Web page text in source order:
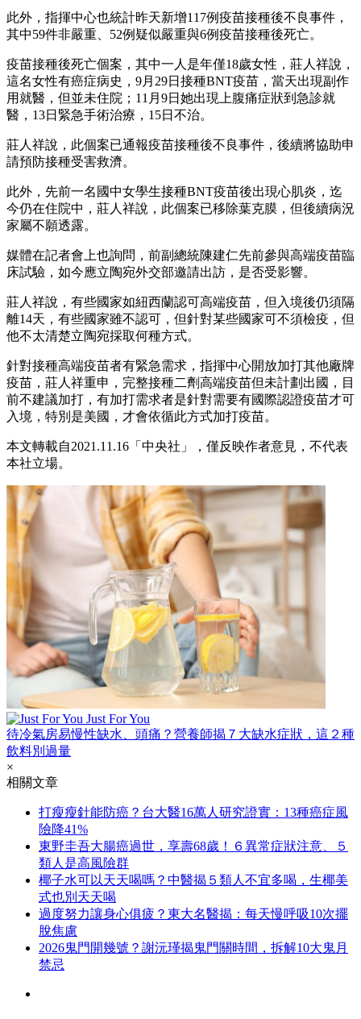
此外，指揮中心也統計昨天新增117例疫苗接種後不良事件，
其中59件非嚴重、52例疑似嚴重與6例疫苗接種後死亡。
疫苗接種後死亡個案，其中一人是年僅18歲女性，莊人祥說，
這名女性有癌症病史，9月29日接種BNT疫苗，當天出現副作
用就醫，但並未住院；11月9日她出現上腹痛症狀到急診就
醫，13日緊急手術治療，15日不治。
莊人祥說，此個案已通報疫苗接種後不良事件，後續將協助申
請預防接種受害救濟。
此外，先前一名國中女學生接種BNT疫苗後出現心肌炎，迄
今仍在住院中，莊人祥說，此個案已移除葉克膜，但後續病況
家屬不願透露。
媒體在記者會上也詢問，前副總統陳建仁先前參與高端疫苗臨
床試驗，如今應立陶宛外交部邀請出訪，是否受影響。
莊人祥說，有些國家如紐西蘭認可高端疫苗，但入境後仍須隔
離14天，有些國家雖不認可，但針對某些國家可不須檢疫，但
他不太清楚立陶宛採取何種方式。
針對接種高端疫苗者有緊急需求，指揮中心開放加打其他廠牌
疫苗，莊人祥重申，完整接種二劑高端疫苗但未計劃出國，目
前不建議加打，有加打需求者是針對需要有國際認證疫苗才可
入境，特別是美國，才會依循此方式加打疫苗。
本文轉載自2021.11.16「中央社」，僅反映作者意見，不代表
本社立場。
Just For You
待冷氣房易慢性缺水、頭痛？營養師揭７大缺水症狀，這２種
飲料別過量
×
相關文章
打瘦瘦針能防癌？台大醫16萬人研究證實：13種癌症風
險降41%
東野圭吾大腸癌過世，享壽68歲！６異常症狀注意、５
類人是高風險群
椰子水可以天天喝嗎？中醫揭５類人不宜多喝，生椰美
式也別天天喝
過度努力讓身心俱疲？東大名醫揭：每天慢呼吸10次擺
脫焦慮
2026鬼門開幾號？謝沅瑾揭鬼門關時間，拆解10大鬼月
禁忌